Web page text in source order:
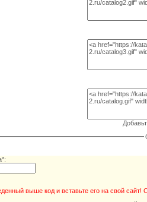
выше код и вставьте его на свой